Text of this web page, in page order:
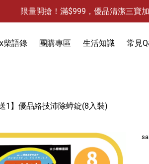
限量開搶！滿$999，優品清潔三寶
防霉清潔好幫手-任3件贈保濕
防蚊液-防蚊貼
除蟑-蟑螂藥
天然防蟲
衣物去污
除油垢
除水垢
除發霉
洗手乳
柴語錄 團購專區 生活知識 常見
1】優品絡技沛除蟑錠(8入裝)